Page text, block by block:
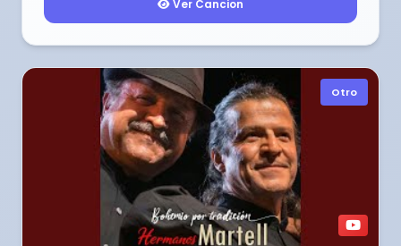
Ver Cancion
Otro